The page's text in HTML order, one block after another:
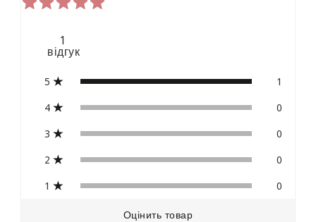
1
відгук
5
1
4
0
3
0
2
0
1
0
Оцінить товар